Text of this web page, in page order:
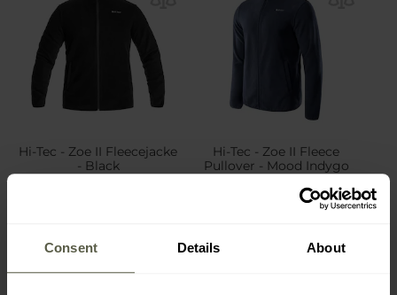
Consent Details About
Hi-Tec - Zoe II Fleecejacke
- Black
Hi-Tec - Zoe II Fleece
Pullover - Mood Indygo
Sofort